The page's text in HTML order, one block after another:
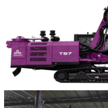
Nous vous